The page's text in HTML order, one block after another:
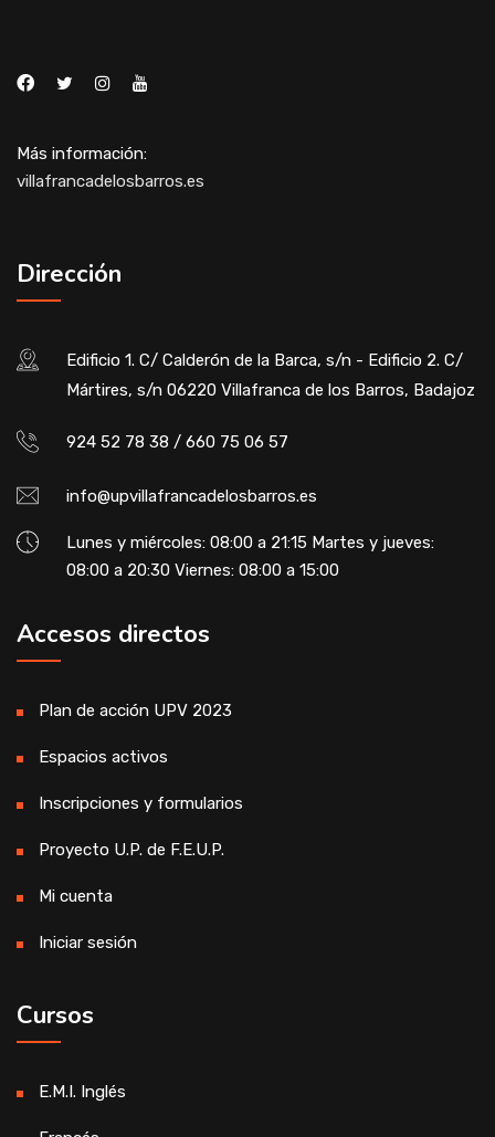
Más información:
villafrancadelosbarros.es
Dirección
Edificio 1. C/ Calderón de la Barca, s/n - Edificio 2. C/
Mártires, s/n 06220 Villafranca de los Barros, Badajoz
924 52 78 38 / 660 75 06 57
info@upvillafrancadelosbarros.es
Lunes y miércoles: 08:00 a 21:15 Martes y jueves:
08:00 a 20:30 Viernes: 08:00 a 15:00
Accesos directos
Plan de acción UPV 2023
Espacios activos
Inscripciones y formularios
Proyecto U.P. de F.E.U.P.
Mi cuenta
Iniciar sesión
Cursos
E.M.I. Inglés